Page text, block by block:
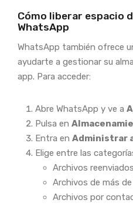
Cómo liberar espacio
WhatsApp
WhatsApp también ofrece
ayudarte a gestionar su
app. Para acceder:
Abre WhatsApp y ve a
Pulsa en
Entra en Administrar
Elige entre las
Archivos
Archivos de más de
Archivos por